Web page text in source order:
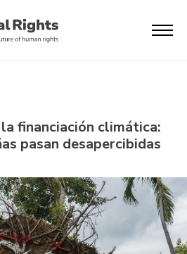
financiación climática:
pasan desapercibidas